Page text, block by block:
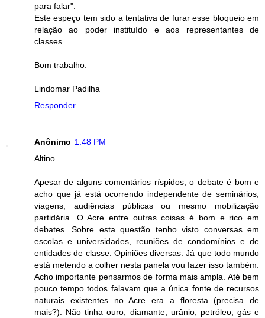
para falar".
Este espeço tem sido a tentativa de furar esse bloqueio em
relação ao poder instituído e aos representantes de
classes.
Bom trabalho.
Lindomar Padilha
Responder
Anônimo 1:48 PM
Altino
Apesar de alguns comentários ríspidos, o debate é bom e
acho que já está ocorrendo independente de seminários,
viagens, audiências públicas ou mesmo mobilização
partidária. O Acre entre outras coisas é bom e rico em
debates. Sobre esta questão tenho visto conversas em
escolas e universidades, reuniões de condomínios e de
entidades de classe. Opiniões diversas. Já que todo mundo
está metendo a colher nesta panela vou fazer isso também.
Acho importante pensarmos de forma mais ampla. Até bem
pouco tempo todos falavam que a única fonte de recursos
naturais existentes no Acre era a floresta (precisa de
mais?). Não tinha ouro, diamante, urânio, petróleo, gás e